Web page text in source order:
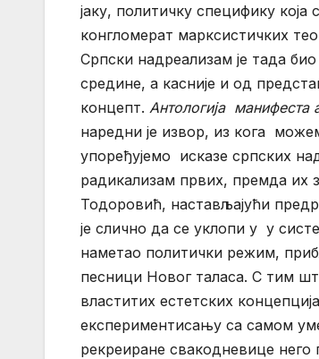
јаку, политичку специфику
конгломерат марксистичких
Српски надреализам је тада
средине, а касније и од
концепт. Антологија манифеста
наредни је извор, из кога
упоређујемо исказе српских
радикализам првих, премда их
Тодоровић, настављајући
је слично да се уклопи у у
наметао политички режим,
песници Новог таласа. С тим
властитих естетских
експериментисању са самом
рекреиране свакодневице